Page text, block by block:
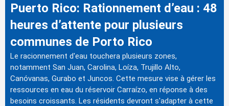
Puerto Rico: Rationnement d’eau : 48
heures d’attente pour plusieurs
communes de Porto Rico
Le racionnement d'eau touchera plusieurs zones,
notamment San Juan, Carolina, Loíza, Trujillo Alto,
Canóvanas, Gurabo et Juncos. Cette mesure vise à gérer les
ressources en eau du réservoir Carraízo, en réponse à des
besoins croissants. Les résidents devront s'adapter à cette